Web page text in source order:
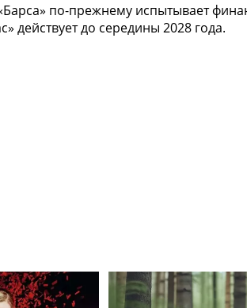
по-прежнему испытывает
действует до середины 2028 года.